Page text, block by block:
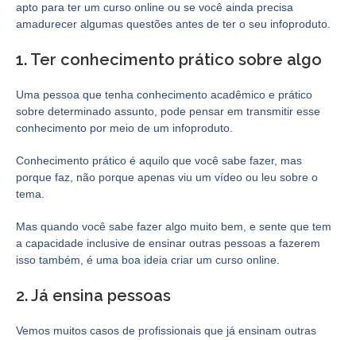
apto para ter um curso online ou se você ainda precisa
amadurecer algumas questões antes de ter o seu infoproduto.
1. Ter conhecimento prático sobre algo
Uma pessoa que tenha conhecimento acadêmico e prático
sobre determinado assunto, pode pensar em transmitir esse
conhecimento por meio de um infoproduto.
Conhecimento prático é aquilo que você sabe fazer, mas
porque faz, não porque apenas viu um vídeo ou leu sobre o
tema.
Mas quando você sabe fazer algo muito bem, e sente que tem
a capacidade inclusive de ensinar outras pessoas a fazerem
isso também, é uma boa ideia criar um curso online.
2. Já ensina pessoas
Vemos muitos casos de profissionais que já ensinam outras